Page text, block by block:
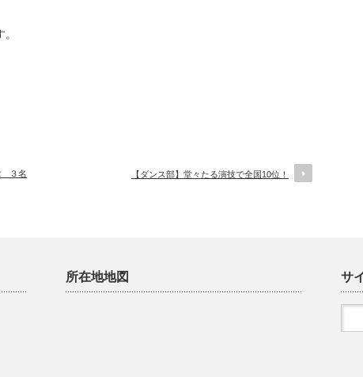
３名
【ダンス部】堂々たる演技で全国10位！
所在地地図 サ